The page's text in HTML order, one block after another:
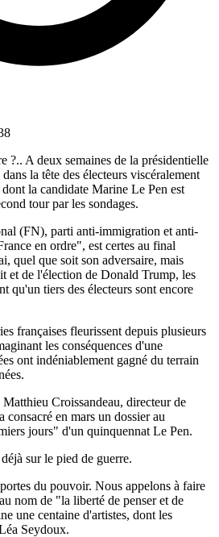
?.. A deux semaines de la présidentielle
la tête des électeurs viscéralement
la candidate Marine Le Pen est
tour par les sondages.
(FN), parti anti-immigration et anti-
en ordre", est certes au final
quel que soit son adversaire, mais
et de l'élection de Donald Trump, les
qu'un tiers des électeurs sont encore
françaises fleurissent depuis plusieurs
les conséquences d'une
ont indéniablement gagné du terrain
Croissandeau, directeur de
en mars un dossier au
jours" d'un quinquennat Le Pen.
sur le pied de guerre.
du pouvoir. Nous appelons à faire
nom de "la liberté de penser et de
une centaine d'artistes, dont les
Seydoux.